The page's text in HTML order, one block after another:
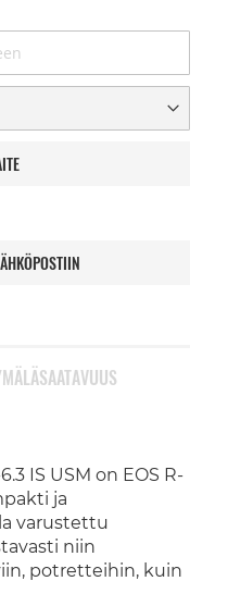
IS USM on EOS R-
ja
varustettu
niin
potretteihin, kuin